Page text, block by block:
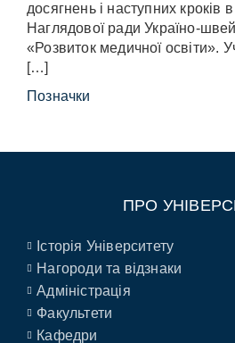
досягнень і наступних кроків
Наглядової ради Україно-
«Розвиток медичної освіти».
[…]
Позначки
ПРО
Історія Університету
Нагороди та відзнаки
Адміністрація
Факультети
Кафедри